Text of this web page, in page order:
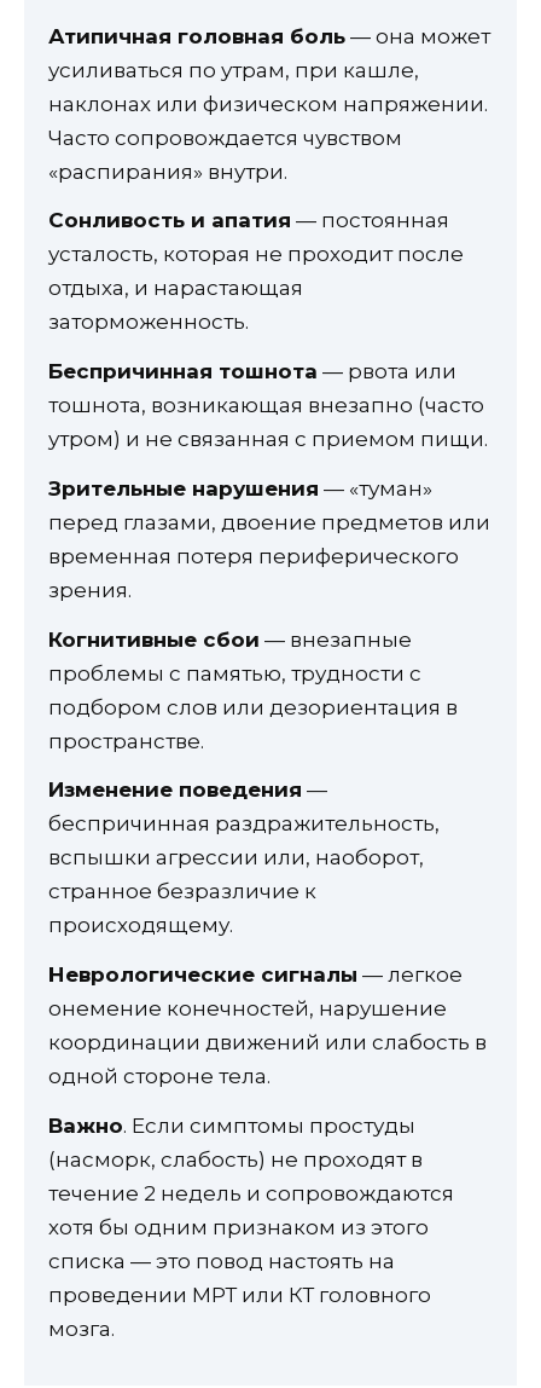
Атипичная головная боль — она может
усиливаться по утрам, при кашле,
наклонах или физическом напряжении.
Часто сопровождается чувством
«распирания» внутри.
Сонливость и апатия — постоянная
усталость, которая не проходит после
отдыха, и нарастающая
заторможенность.
Беспричинная тошнота — рвота или
тошнота, возникающая внезапно (часто
утром) и не связанная с приемом пищи.
Зрительные нарушения — «туман»
перед глазами, двоение предметов или
временная потеря периферического
зрения.
Когнитивные сбои — внезапные
проблемы с памятью, трудности с
подбором слов или дезориентация в
пространстве.
Изменение поведения —
беспричинная раздражительность,
вспышки агрессии или, наоборот,
странное безразличие к
происходящему.
Неврологические сигналы — легкое
онемение конечностей, нарушение
координации движений или слабость в
одной стороне тела.
Важно. Если симптомы простуды
(насморк, слабость) не проходят в
течение 2 недель и сопровождаются
хотя бы одним признаком из этого
списка — это повод настоять на
проведении МРТ или КТ головного
мозга.